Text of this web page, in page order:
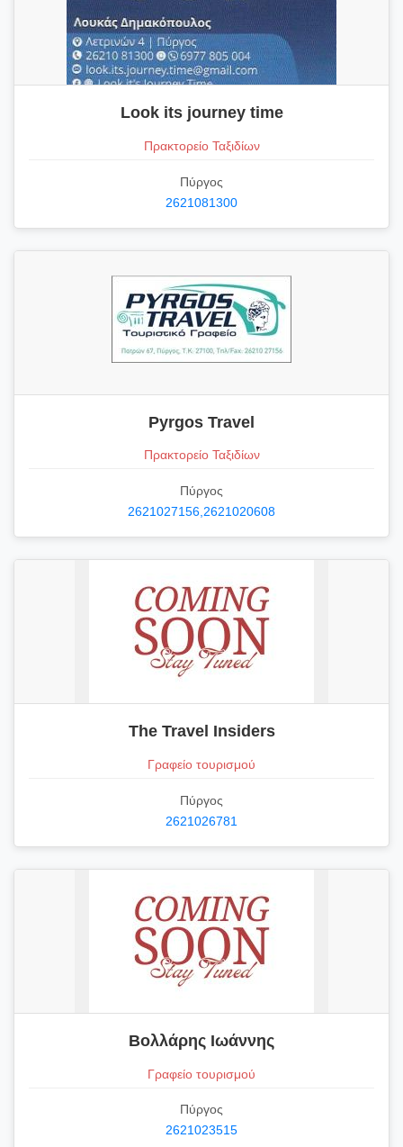
Look its journey time
Πρακτορείο Ταξιδίων
Πύργος
2621081300
Pyrgos Travel
Πρακτορείο Ταξιδίων
Πύργος
2621027156,2621020608
The Travel Insiders
Γραφείο τουρισμού
Πύργος
2621026781
Βολλάρης Ιωάννης
Γραφείο τουρισμού
Πύργος
2621023515